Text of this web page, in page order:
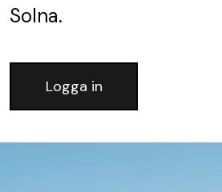
Solna.
Logga in